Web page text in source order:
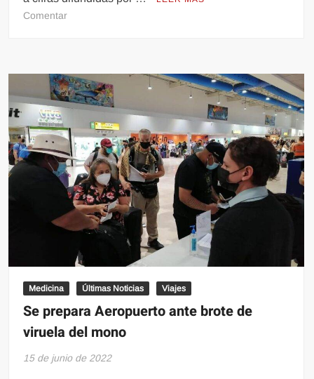
Comentaren
4°
lugar
nacional
en
ocupación
en
el
primer
cuatrimestre
Medicina Últimas Noticias Viajes
Se prepara Aeropuerto ante brote de
viruela del mono
15 de junio de 2022